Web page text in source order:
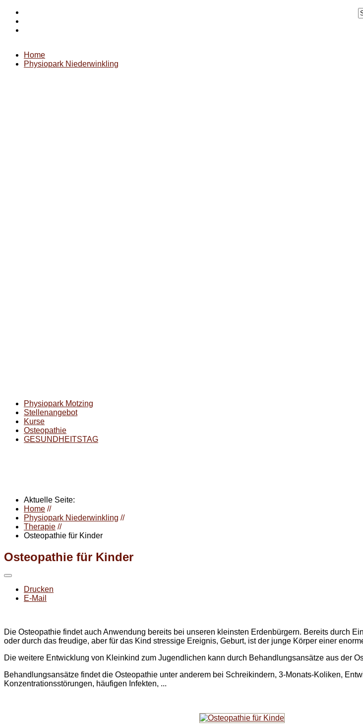
Home
Physiopark Niederwinkling
Physiopark Motzing
Stellenangebot
Kurse
Osteopathie
GESUNDHEITSTAG
Aktuelle Seite:
Home //
Physiopark Niederwinkling //
Therapie //
Osteopathie für Kinder
Osteopathie für Kinder
Drucken
E-Mail
Die Osteopathie findet auch Anwendung bereits bei unseren kleinsten Erdenbürgern. Bereits durch
oder durch das freudige, aber für das Kind stressige Ereignis, Geburt, ist der junge Körper einer
Die weitere Entwicklung von Kleinkind zum Jugendlichen kann durch Behandlungsansätze aus der
Behandlungsansätze findet die Osteopathie unter anderem bei Schreikindern, 3-Monats-Koliken,
Konzentrationsstörungen, häufigen Infekten, ...